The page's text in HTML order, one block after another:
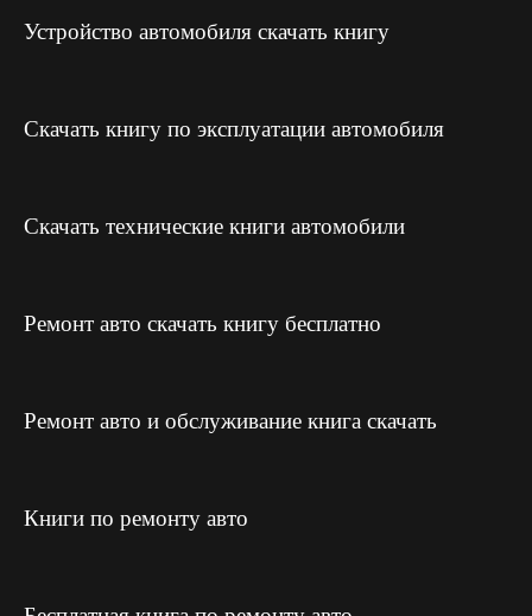
Устройство автомобиля скачать книгу
Скачать книгу по эксплуатации автомобиля
Скачать технические книги автомобили
Ремонт авто скачать книгу бесплатно
Ремонт авто и обслуживание книга скачать
Книги по ремонту авто